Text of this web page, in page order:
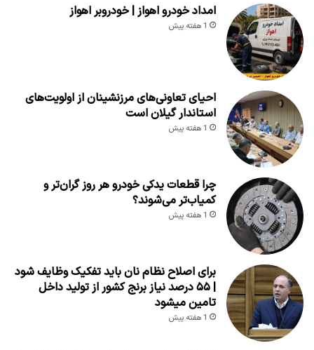
امداد خودرو اهواز | خودروبر اهواز
1 هفته پیش
احیای تعاونی‌های مرزنشینان از اولویت‌های
استاندار گیلان است
1 هفته پیش
چرا قطعات یدکی خودرو هر روز گران‌تر و
کمیاب‌تر می‌شوند؟
1 هفته پیش
برای اصلاح نظام نان باید تفکیک وظایف شود
| ۵۵ درصد نیاز برنج کشور از تولید داخل
تامین میشود
1 هفته پیش